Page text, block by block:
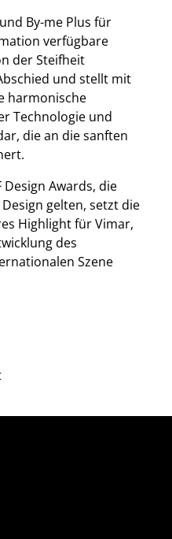
By-me Plus für
verfügbare
der Steifheit
und stellt mit
harmonische
Technologie und
die an die sanften
Awards, die
gelten, setzt die
Highlight für Vimar,
des
Szene